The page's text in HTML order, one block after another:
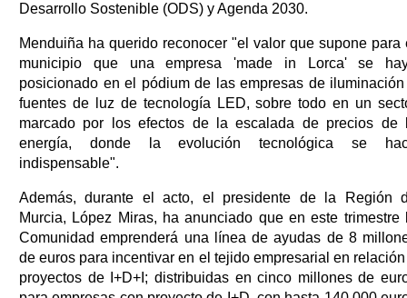
Desarrollo Sostenible (ODS) y Agenda 2030.
Menduiña ha querido reconocer "el valor que supone para
municipio que una empresa 'made in Lorca' se
posicionado en el pódium de las empresas de
fuentes de luz de tecnología LED, sobre todo en un
marcado por los efectos de la escalada de precios de
energía, donde la evolución tecnológica se
indispensable".
Además, durante el acto, el presidente de la Región
Murcia, López Miras, ha anunciado que en este trimestre
Comunidad emprenderá una línea de ayudas de 8
de euros para incentivar en el tejido empresarial en
proyectos de I+D+I; distribuidas en cinco millones de